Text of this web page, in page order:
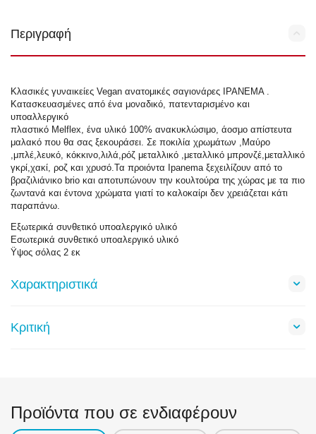
Περιγραφή
Κλασικές γυναικείες Vegan ανατομικές σαγιονάρες IPANEMA .
Κατασκευασμένες από ένα μοναδικό, πατενταρισμένο και
υποαλλεργικό
πλαστικό Melflex, ένα υλικό 100% ανακυκλώσιμο, άοσμο απίστευτα
μαλακό που θα σας ξεκουράσει. Σε ποκιλία χρωμάτων ,Μαύρο
,μπλέ,λευκό, κόκκινο,λιλά,ρόζ μεταλλικό ,μεταλλικό μπρονζέ,μεταλλικό
γκρί,χακί, ροζ και χρυσό.Τα προιόντα Ipanema ξεχειλίζουν από το
βραζιλιάνικo brio και αποτυπώνουν την κουλτούρα της χώρας με τα πιο
ζωντανά και έντονα χρώματα γιατί το καλοκαίρι δεν χρειάζεται κάτι
παραπάνω.
Εξωτερικά συνθετικό υποαλεργικό υλικό
Εσωτερικά συνθετικό υποαλεργικό υλικό
Ϋψος σόλας 2 εκ
Χαρακτηριστικά
Κριτική
Προϊόντα που σε ενδιαφέρουν